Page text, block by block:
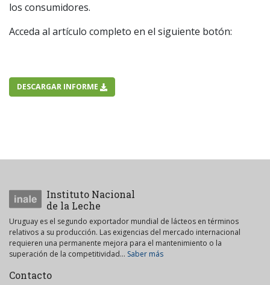
los consumidores.
Acceda al artículo completo en el siguiente botón:
DESCARGAR INFORME
Instituto Nacional
de la Leche
Uruguay es el segundo exportador mundial de lácteos en términos
relativos a su producción. Las exigencias del mercado internacional
requieren una permanente mejora para el mantenimiento o la
superación de la competitividad... Saber más
Contacto